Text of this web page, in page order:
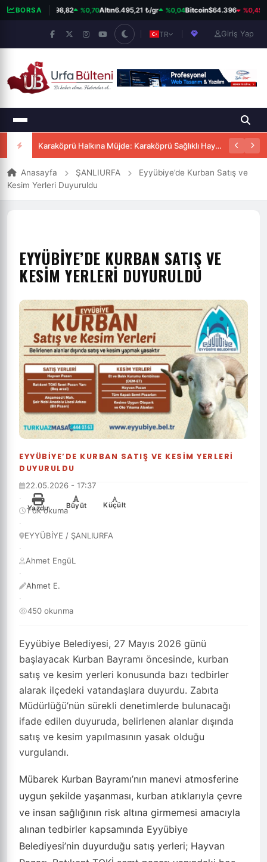
BORSA
BIST 10013.798,82 %0,70Altın6.495,21 ₺/gr %0,04Bitcoin$64.396 %0,45
TR Giriş Yap
Karaköprü Halkına Müjde: Karaköprü Sağlıklı Hayat Merkezi Hizmete Girdi
Anasayfa ŞANLIURFA
Eyyübiye’de Kurban Satış ve
Kesim Yerleri Duyuruldu
EYYÜBIYE’DE KURBAN SATIŞ VE KESIM YERLERI
DUYURULDU
EYYÜBIYE’DE KURBAN SATIŞ VE
KESIM YERLERI DUYURULDU
Eyyübiye Belediyesi, 27 Mayıs 2026 günü
başlayacak Kurban Bayramı öncesinde, kurban
satış ve kesim yerleri konusunda bazı tedbirler
alarak ilçedeki vatandaşlara duyurdu. Zabıta
Müdürlüğü’nün sürekli denetimlerde bulunacağı
ifade edilen duyuruda, belirlenen alanlar dışında
satış ve kesim yapılmasının yasak olduğu
vurgulandı.
22.05.2026 - 17:37
·
1 dk okuma
·
EYYÜBİYE / ŞANLIURFA
·
Ahmet EngüL
·
Ahmet E.
·
450 okunma
Yazdır
+
Büyüt
-
Küçült
Mübarek Kurban Bayramı’nın manevi atmosferine
uygun şekilde yaşanması, kurban atıklarıyla çevre
ve insan sağlığının risk altına girmemesi amacıyla
alınan tedbirler kapsamında Eyyübiye
Belediyesi’nin duyurduğu satış yerleri; Hayvan